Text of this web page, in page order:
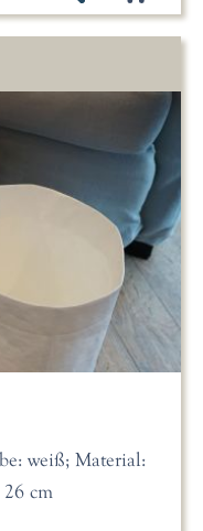
weiß; Material:
cm